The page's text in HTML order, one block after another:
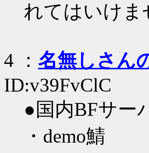
れてはいけま
4 ： 名無しさん
ID:v39FvClC
●国内BFサー
・demo鯖